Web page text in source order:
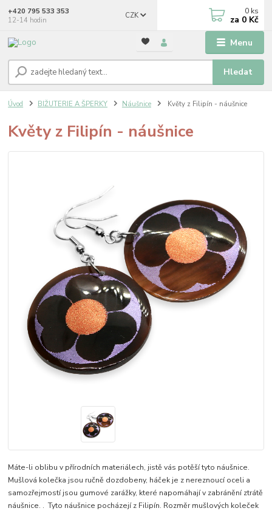
Menu
CZK
Hledat
+420 795 533 353
12-14 hodin
0 ks
za 0 Kč
Úvod BIŽUTERIE A ŠPERKY Náušnice Květy z Filipín - náušnice
Květy z Filipín - náušnice
Máte-li oblibu v přírodních materiálech, jistě vás potěší tyto náušnice.
Mušlová kolečka jsou ručně dozdobeny, háček je z nereznoucí oceli a
samozřejmostí jsou gumové zarážky, které napomáhají v zabránění ztrátě
náušnice. . Tyto náušnice pocházejí z Filipín. Rozměr mušlových koleček